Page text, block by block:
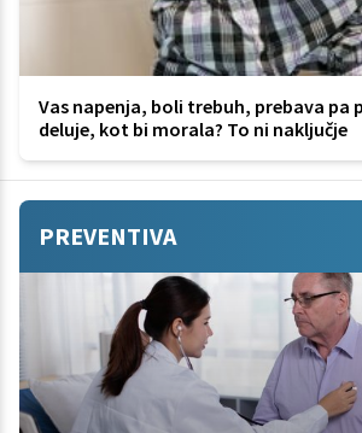
Vas napenja, boli trebuh, prebava pa
deluje, kot bi morala? To ni naključje
PREVENTIVA